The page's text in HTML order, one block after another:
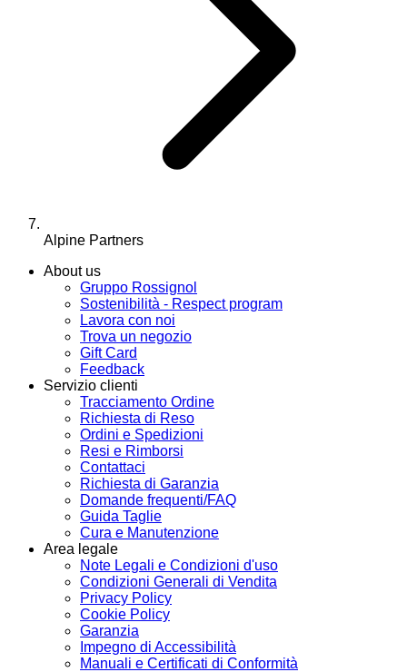
Alpine Partners
About us
Gruppo Rossignol
Sostenibilità - Respect program
Lavora con noi
Trova un negozio
Gift Card
Feedback
Servizio clienti
Tracciamento Ordine
Richiesta di Reso
Ordini e Spedizioni
Resi e Rimborsi
Contattaci
Richiesta di Garanzia
Domande frequenti/FAQ
Guida Taglie
Cura e Manutenzione
Area legale
Note Legali e Condizioni d'uso
Condizioni Generali di Vendita
Privacy Policy
Cookie Policy
Garanzia
Impegno di Accessibilità
Manuali e Certificati di Conformità